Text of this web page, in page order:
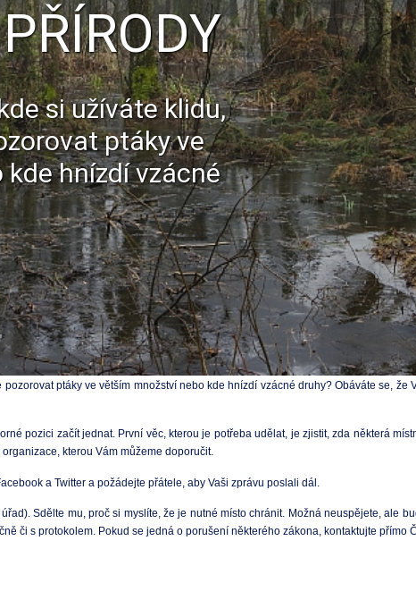
si užíváte klidu,
ptáky ve
hnízdí vzácné
ptáky ve větším množství nebo kde hnízdí vzácné druhy? Obáváte se,
pozici začít jednat. První věc, kterou je potřeba udělat, je zjistit, zda některá
kterou Vám můžeme doporučit.
a Twitter a požádejte přátele, aby Vaši zprávu poslali dál.
Sdělte mu, proč si myslíte, že je nutné místo chránit. Možná neuspějete, ale
či s protokolem. Pokud se jedná o porušení některého zákona, kontaktujte přímo